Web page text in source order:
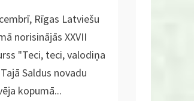
Rīgas Latviešu
norisinājās XXVII
"Teci, teci, valodiņa
Saldus novadu
kopumā...